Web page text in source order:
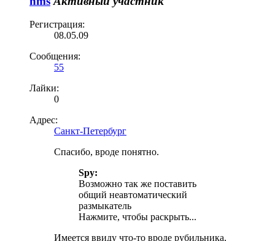
Регистрация:
08.05.09
Сообщения:
55
Лайки:
0
Адрес:
Санкт-Петербург
Спасибо, вроде понятно.
Spy:
Возможно так же поставить
общий неавтоматический
размыкатель
Нажмите, чтобы раскрыть...
Имеется ввиду что-то вроде рубильника,